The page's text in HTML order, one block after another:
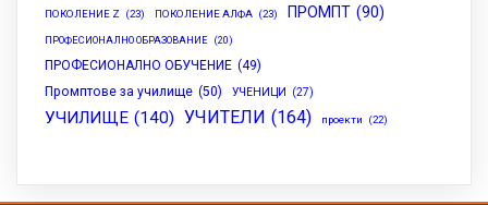
ПОКОЛЕНИЕ Z (23) ПОКОЛЕНИЕ АЛФА (23) ПРОМПТ (90)
ПРОФЕСИОНАЛНО ОБРАЗОВАНИЕ (20)
ПРОФЕСИОНАЛНО ОБУЧЕНИЕ (49)
Промптове за училище (50) УЧЕНИЦИ (27)
УЧИЛИЩЕ (140) УЧИТЕЛИ (164) проекти (22)